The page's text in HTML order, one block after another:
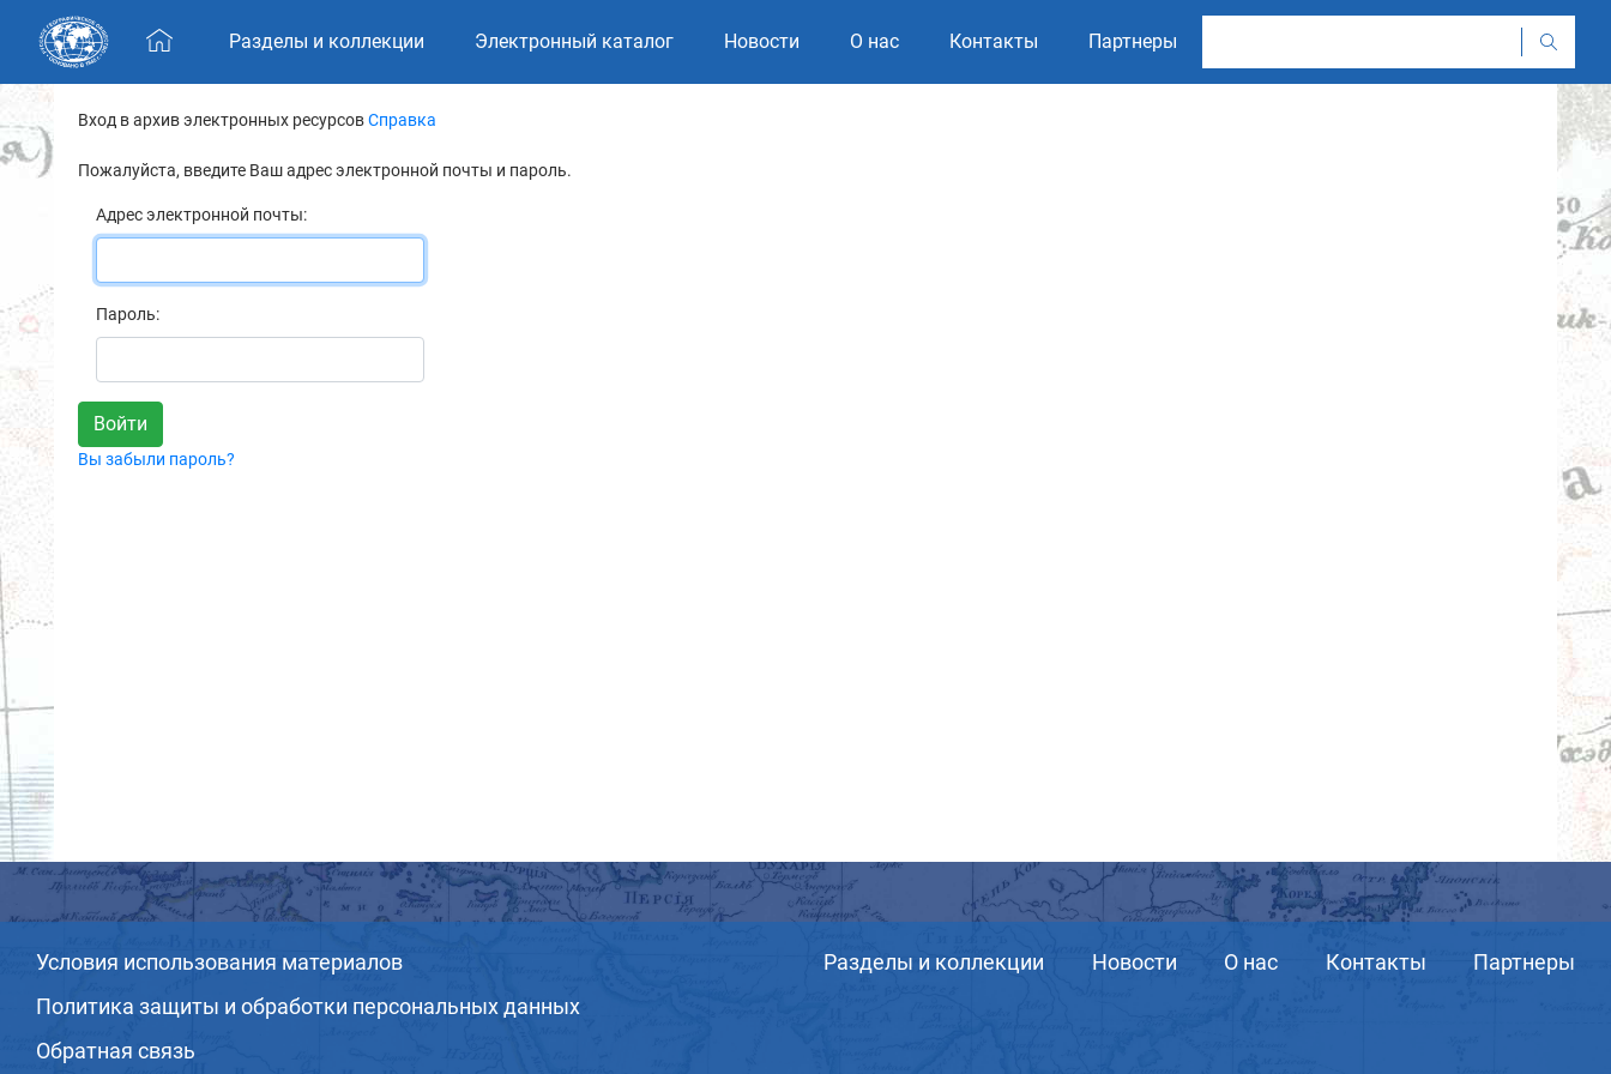
Skip navigation
Разделы и коллекции Электронный каталог Новости О нас Контакты Партнеры
Вход в архив электронных ресурсовСправка
Пожалуйста, введите Ваш адрес электронной почты и пароль.
Адрес электронной почты:
Пароль:
Вы забыли пароль?
Условия использования материалов
Политика защиты и обработки персональных данных
Обратная связь
Разделы и коллекции Новости О нас Контакты Партнеры